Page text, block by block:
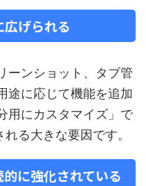
げられる
ーンショット、タブ管
途に応じて機能を追加
用にカスタマイズ」で
る大きな要因です。
に強化されている